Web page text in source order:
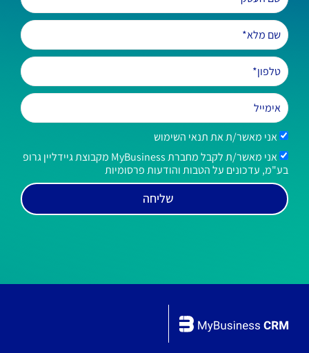
אני מאשר/ת את תנאי השימוש
אני מאשר/ת לקבל מחברת MyBusiness מקבוצת גיידליין גרופ
בע"מ, עדכונים על הטבות והודעות פרסומיות
שליחה